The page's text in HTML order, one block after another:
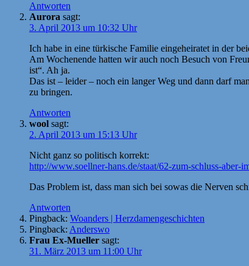
Antworten
Aurora sagt:
3. April 2013 um 10:32 Uhr
Ich habe in eine türkische Familie eingeheiratet in der
Am Wochenende hatten wir auch noch Besuch von
ist“. Ah ja.
Das ist – leider – noch ein langer Weg und dann darf
zu bringen.
Antworten
wool sagt:
2. April 2013 um 15:13 Uhr
Nicht ganz so politisch korrekt:
http://www.soellner-hans.de/staat/62-zum-schluss-aber-
Das Problem ist, dass man sich bei sowas die Nerven
Antworten
Pingback: Woanders | Herzdamengeschichten
Pingback: Anderswo
Frau Ex-Mueller sagt:
31. März 2013 um 11:00 Uhr